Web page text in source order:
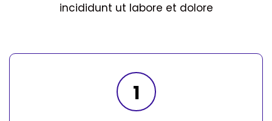
incididunt ut labore et dolore
1